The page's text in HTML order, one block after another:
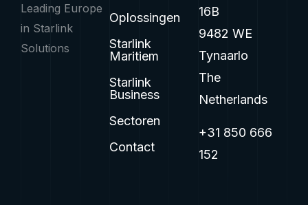
Leading Europe
in Starlink
Solutions
Oplossingen
Starlink
Maritiem
Starlink
Business
Sectoren
Contact
16B
9482 WE
Tynaarlo
The
Netherlands
+31 850 666
152